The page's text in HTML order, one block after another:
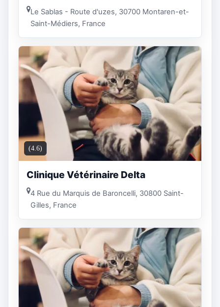
Le Sablas - Route d'uzes, 30700 Montaren-et-
Saint-Médiers, France
(4.6)
Clinique Vétérinaire Delta
4 Rue du Marquis de Baroncelli, 30800 Saint-
Gilles, France